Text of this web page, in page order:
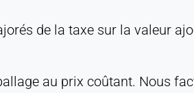
de la taxe sur la valeur
au prix coûtant. Nous